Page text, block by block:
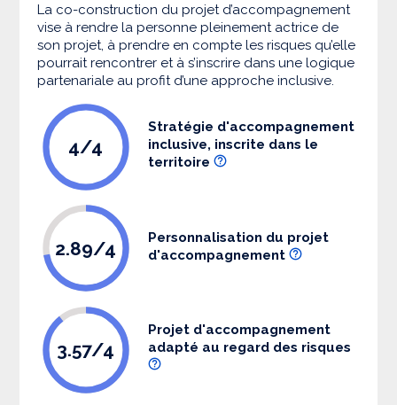
La co-construction du projet d’accompagnement
vise à rendre la personne pleinement actrice de
son projet, à prendre en compte les risques qu’elle
pourrait rencontrer et à s’inscrire dans une logique
partenariale au profit d’une approche inclusive.
4/4
Stratégie d'accompagnement
inclusive, inscrite dans le
territoire
2.89/4
Personnalisation du projet
d'accompagnement
3.57/4
Projet d'accompagnement
adapté au regard des risques